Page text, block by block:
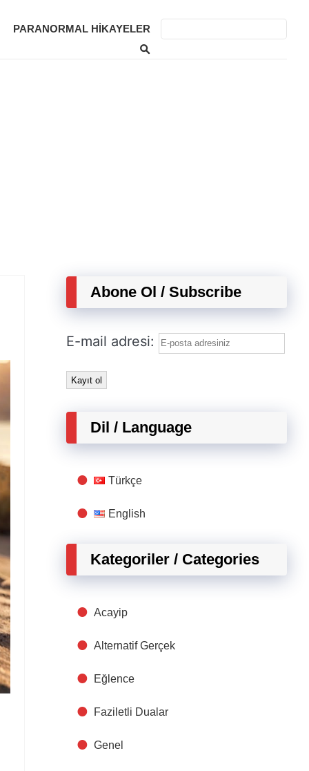
PARANORMAL HIKAYELER
Abone Ol / Subscribe
E-mail adresi:
Dil / Language
Türkçe
English
Kategoriler / Categories
Acayip
Alternatif Gerçek
Eğlence
Faziletli Dualar
Genel